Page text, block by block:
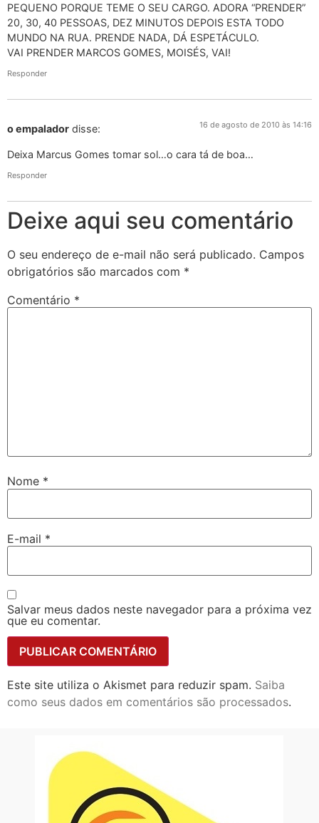
PEQUENO PORQUE TEME O SEU CARGO. ADORA “PRENDER”
20, 30, 40 PESSOAS, DEZ MINUTOS DEPOIS ESTA TODO
MUNDO NA RUA. PRENDE NADA, DÁ ESPETÁCULO.
VAI PRENDER MARCOS GOMES, MOISÉS, VAI!
Responder
o empalador disse: 16 de agosto de 2010 às 14:16
Deixa Marcus Gomes tomar sol…o cara tá de boa…
Responder
Deixe aqui seu comentário
O seu endereço de e-mail não será publicado. Campos
obrigatórios são marcados com *
Comentário *
Nome *
E-mail *
Salvar meus dados neste navegador para a próxima vez
que eu comentar.
Este site utiliza o Akismet para reduzir spam. Saiba
como seus dados em comentários são processados.